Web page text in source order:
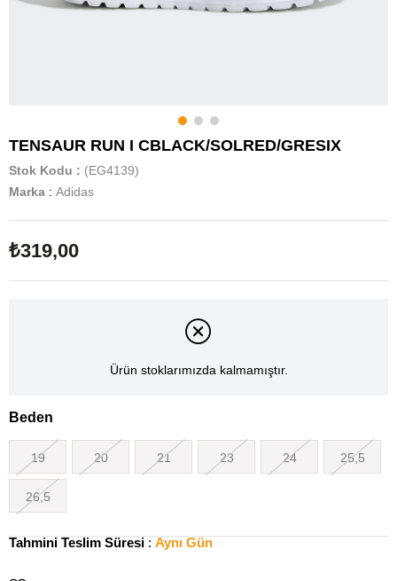
TENSAUR RUN I CBLACK/SOLRED/GRESIX
Stok Kodu
(EG4139)
Marka : Adidas
₺319,00
Ürün stoklarımızda kalmamıştır.
Beden
19 20 21 23 24 25,5
26,5
Tahmini Teslim Süresi : Aynı Gün